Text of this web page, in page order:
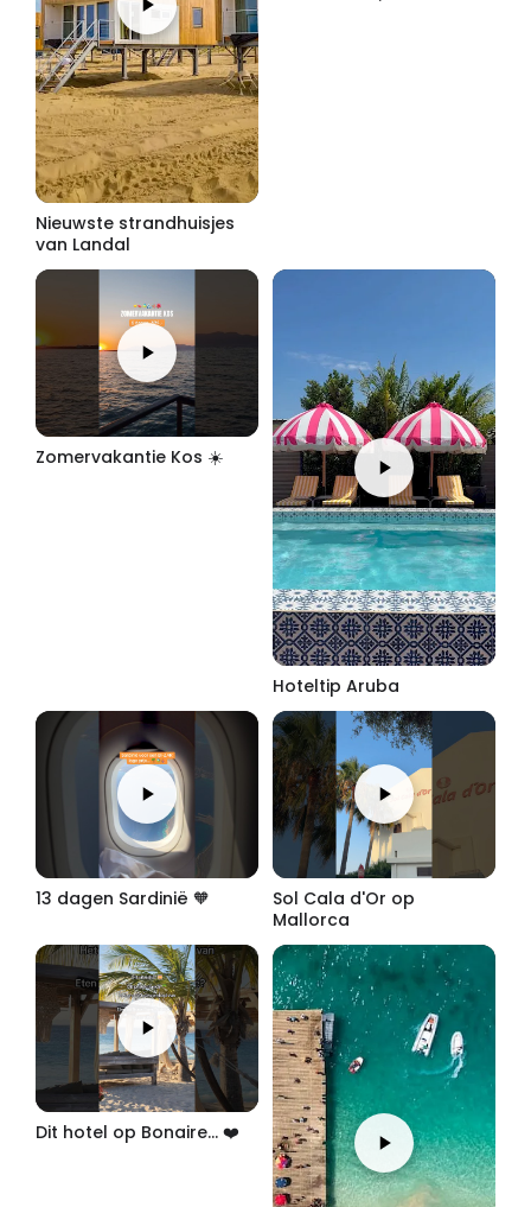
Nieuwste strandhuisjes
van Landal
Zomervakantie Kos ☀️
Hoteltip Aruba
13 dagen Sardinië 🧡
Sol Cala d'Or op
Mallorca
Dit hotel op Bonaire... ❤️